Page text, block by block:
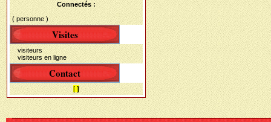
Connectés :
( personne )
Visites
visiteurs
visiteurs en ligne
Contact
[ ]